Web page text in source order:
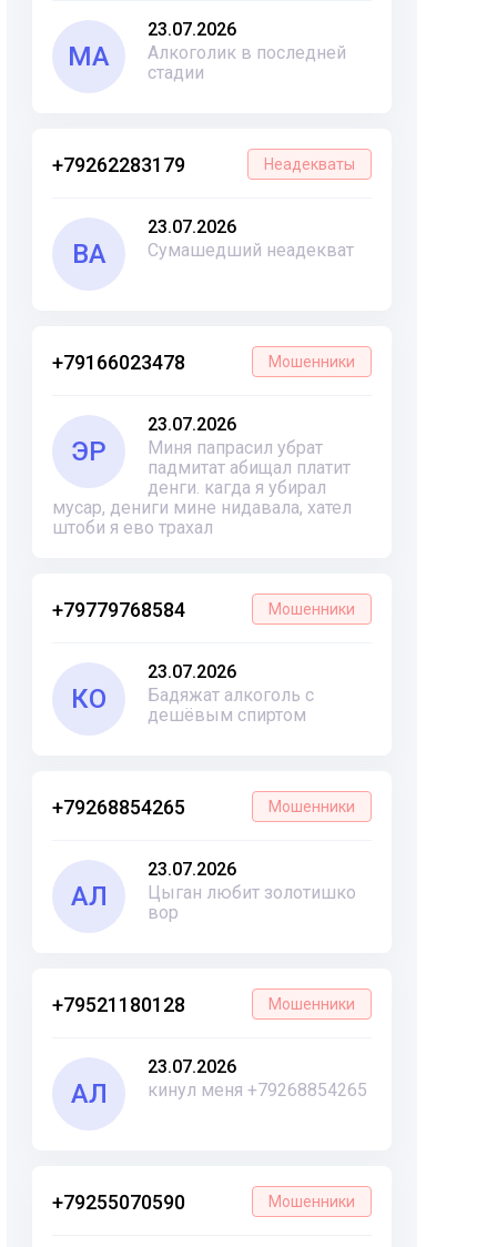
МА
23.07.2026
Алкоголик в последней
стадии
+79262283179 Неадекваты
ВА
23.07.2026
Сумашедший неадекват
+79166023478 Мошенники
ЭР
23.07.2026
Миня папрасил убрат
падмитат абищал платит
денги. кагда я убирал
мусар, дениги мине нидавала, хател
штоби я ево трахал
+79779768584 Мошенники
КО
23.07.2026
Бадяжат алкоголь с
дешёвым спиртом
+79268854265 Мошенники
АЛ
23.07.2026
Цыган любит золотишко
вор
+79521180128 Мошенники
АЛ
23.07.2026
кинул меня +79268854265
+79255070590 Мошенники